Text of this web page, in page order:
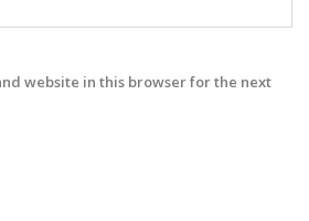
website in this browser for the next